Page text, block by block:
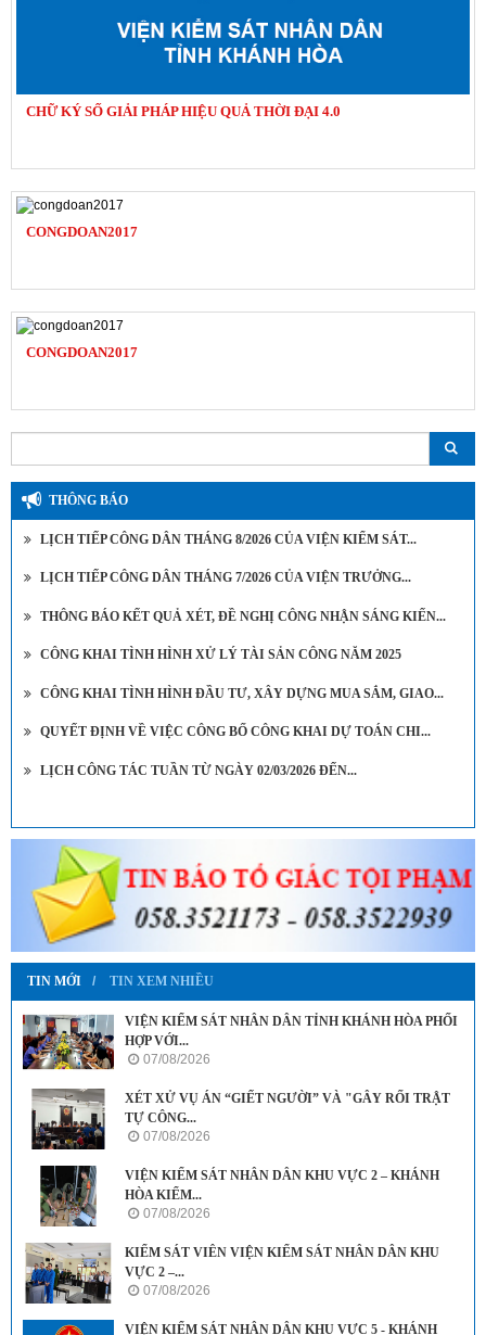
CHỮ KÝ SỐ GIẢI PHÁP HIỆU QUẢ THỜI ĐẠI 4.0
CONGDOAN2017
CONGDOAN2017
THÔNG BÁO
LỊCH TIẾP CÔNG DÂN THÁNG 8/2026 CỦA VIỆN KIỂM SÁT...
LỊCH TIẾP CÔNG DÂN THÁNG 7/2026 CỦA VIỆN TRƯỞNG...
THÔNG BÁO KẾT QUẢ XÉT, ĐỀ NGHỊ CÔNG NHẬN SÁNG KIẾN...
CÔNG KHAI TÌNH HÌNH XỬ LÝ TÀI SẢN CÔNG NĂM 2025
CÔNG KHAI TÌNH HÌNH ĐẦU TƯ, XÂY DỰNG MUA SẮM, GIAO...
QUYẾT ĐỊNH VỀ VIỆC CÔNG BỐ CÔNG KHAI DỰ TOÁN CHI...
LỊCH CÔNG TÁC TUẦN TỪ NGÀY 02/03/2026 ĐẾN...
TIN MỚI TIN XEM NHIỀU
VIỆN KIỂM SÁT NHÂN DÂN TỈNH KHÁNH HÒA PHỐI
HỢP VỚI...
07/08/2026
XÉT XỬ VỤ ÁN “GIẾT NGƯỜI” VÀ "GÂY RỐI TRẬT
TỰ CÔNG...
07/08/2026
VIỆN KIỂM SÁT NHÂN DÂN KHU VỰC 2 – KHÁNH
HÒA KIỂM...
07/08/2026
KIỂM SÁT VIÊN VIỆN KIỂM SÁT NHÂN DÂN KHU
VỰC 2 –...
07/08/2026
VIỆN KIỂM SÁT NHÂN DÂN KHU VỰC 5 - KHÁNH